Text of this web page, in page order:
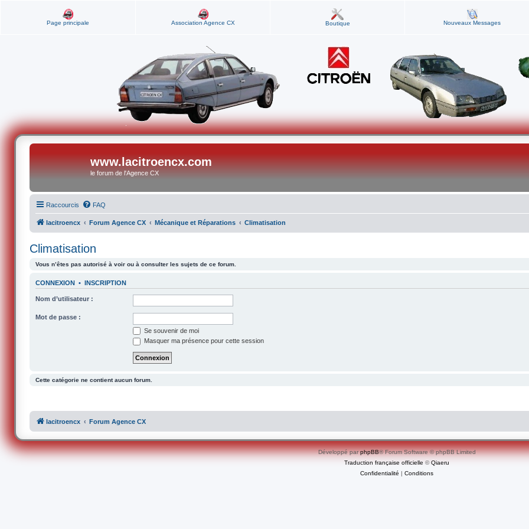
Page principale Association Agence CX Boutique Nouveaux Messages
www.lacitroencx.com
le forum de l'Agence CX
Raccourcis FAQ
lacitroencx Forum Agence CX Mécanique et Réparations Climatisation
Climatisation
Vous n’êtes pas autorisé à voir ou à consulter les sujets de ce forum.
CONNEXION • INSCRIPTION
Nom d’utilisateur :
Mot de passe :
Se souvenir de moi
Masquer ma présence pour cette session
Cette catégorie ne contient aucun forum.
lacitroencx Forum Agence CX
Développé parphpBB® Forum Software © phpBB Limited
Traduction française officielle ©Qiaeru
Confidentialité | Conditions